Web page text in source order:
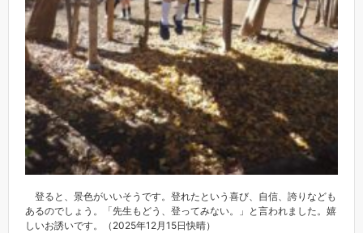
登ると、景色がいいそうです。登れたという喜び、自信、誇りなども
あるのでしょう。「先生もどう、登ってみない。」と言われました。嬉
しいお誘いです。（2025年12月15日快晴）